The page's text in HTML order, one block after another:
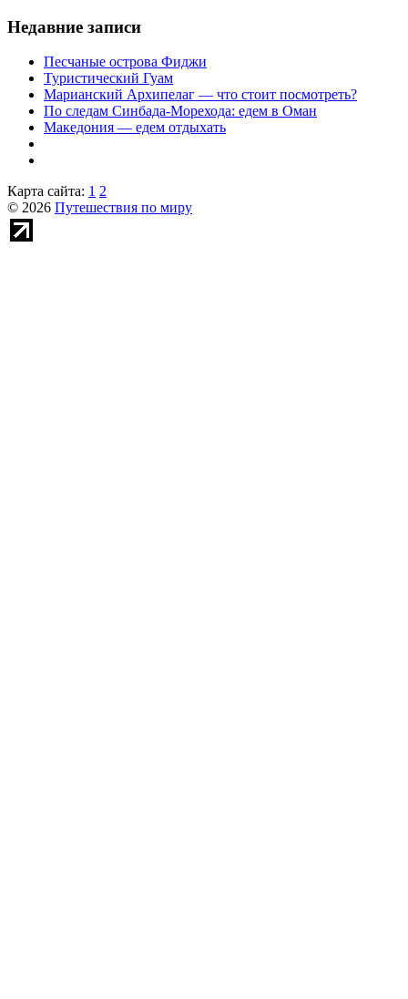
Недавние записи
Песчаные острова Фиджи
Туристический Гуам
Марианский Архипелаг — что стоит посмотреть?
По следам Синбада-Морехода: едем в Оман
Македония — едем отдыхать
Карта сайта: 1 2
© 2026 Путешествия по миру